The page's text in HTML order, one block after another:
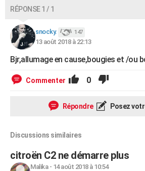
RÉPONSE 1 / 1
snocky. 147
13 août 2018 à 22:13
Bjr,allumage en cause,bougies et /ou
Commenter 0
Répondre Posez
Discussions similaires
citroën C2 ne démarre plus
Malika- 14 août 2018 à 10:54